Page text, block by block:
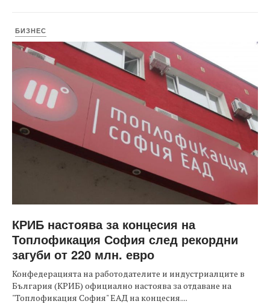
БИЗНЕС
КРИБ настоява за концесия на
Топлофикация София след рекордни
загуби от 220 млн. евро
Конфедерацията на работодателите и индустриалците в
България (КРИБ) официално настоява за отдаване на
"Топлофикация София" ЕАД на концесия....